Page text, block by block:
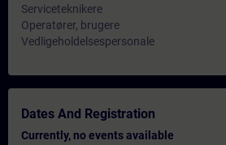
Serviceteknikere
Operatører, brugere
Vedligeholdelsespersonale
Dates And Registration
Currently, no events available